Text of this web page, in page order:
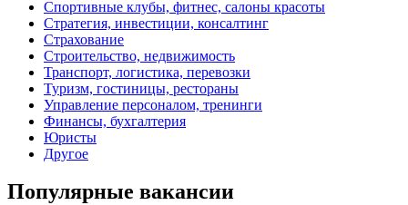
Спортивные клубы, фитнес, салоны красоты
Стратегия, инвестиции, консалтинг
Страхование
Строительство, недвижимость
Транспорт, логистика, перевозки
Туризм, гостиницы, рестораны
Управление персоналом, тренинги
Финансы, бухгалтерия
Юристы
Другое
Популярные вакансии